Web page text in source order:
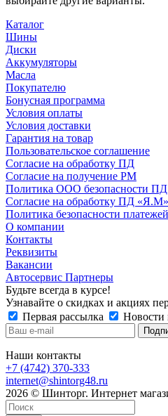
Каталог
Шины
Диски
Аккумуляторы
Масла
Покупателю
Бонусная программа
Условия оплаты
Условия доставки
Гарантия на товар
Пользовательское соглашение
Согласие на обработку ПД
Согласие на получение РМ
Политика ООО безопасности ПД
Согласие на обработку ПД «Я.М»
Политика безопасности платежей
О компании
Контакты
Реквизиты
Вакансии
Автосервис Партнеры
Будьте всегда в курсе!
Узнавайте о скидках и акциях
Первая рассылка
Новости
Наши контакты
+7 (4742) 370-333
internet@shintorg48.ru
2026 © Шинторг. Интернет